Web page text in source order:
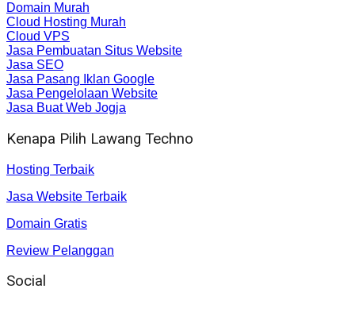
Domain Murah
Cloud Hosting Murah
Cloud VPS
Jasa Pembuatan Situs Website
Jasa SEO
Jasa Pasang Iklan Google
Jasa Pengelolaan Website
Jasa Buat Web Jogja
Kenapa Pilih Lawang Techno
Hosting Terbaik
Jasa Website Terbaik
Domain Gratis
Review Pelanggan
Social